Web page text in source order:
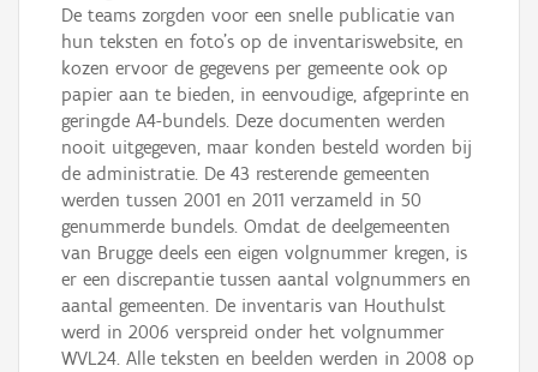
De teams zorgden voor een snelle publicatie van
hun teksten en foto’s op de inventariswebsite, en
kozen ervoor de gegevens per gemeente ook op
papier aan te bieden, in eenvoudige, afgeprinte en
geringde A4-bundels. Deze documenten werden
nooit uitgegeven, maar konden besteld worden bij
de administratie. De 43 resterende gemeenten
werden tussen 2001 en 2011 verzameld in 50
genummerde bundels. Omdat de deelgemeenten
van Brugge deels een eigen volgnummer kregen, is
er een discrepantie tussen aantal volgnummers en
aantal gemeenten. De inventaris van Houthulst
werd in 2006 verspreid onder het volgnummer
WVL24. Alle teksten en beelden werden in 2008 op